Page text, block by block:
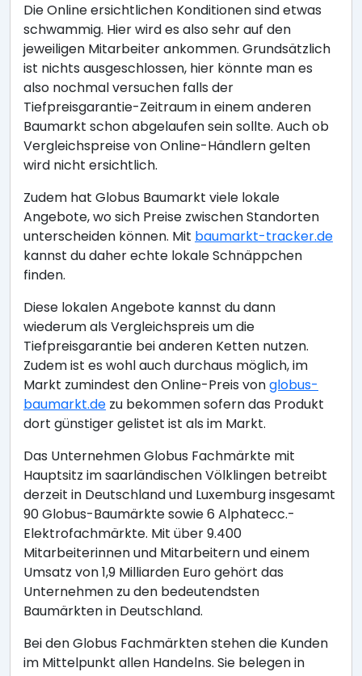
Die Online ersichtlichen Konditionen sind etwas
schwammig. Hier wird es also sehr auf den
jeweiligen Mitarbeiter ankommen. Grundsätzlich
ist nichts ausgeschlossen, hier könnte man es
also nochmal versuchen falls der
Tiefpreisgarantie-Zeitraum in einem anderen
Baumarkt schon abgelaufen sein sollte. Auch ob
Vergleichspreise von Online-Händlern gelten
wird nicht ersichtlich.
Zudem hat Globus Baumarkt viele lokale
Angebote, wo sich Preise zwischen Standorten
unterscheiden können. Mit baumarkt-tracker.de
kannst du daher echte lokale Schnäppchen
finden.
Diese lokalen Angebote kannst du dann
wiederum als Vergleichspreis um die
Tiefpreisgarantie bei anderen Ketten nutzen.
Zudem ist es wohl auch durchaus möglich, im
Markt zumindest den Online-Preis vonglobus-
baumarkt.de zu bekommen sofern das Produkt
dort günstiger gelistet ist als im Markt.
Das Unternehmen Globus Fachmärkte mit
Hauptsitz im saarländischen Völklingen betreibt
derzeit in Deutschland und Luxemburg insgesamt
90 Globus-Baumärkte sowie 6 Alphatecc.-
Elektrofachmärkte. Mit über 9.400
Mitarbeiterinnen und Mitarbeitern und einem
Umsatz von 1,9 Milliarden Euro gehört das
Unternehmen zu den bedeutendsten
Baumärkten in Deutschland.
Bei den Globus Fachmärkten stehen die Kunden
im Mittelpunkt allen Handelns. Sie belegen in